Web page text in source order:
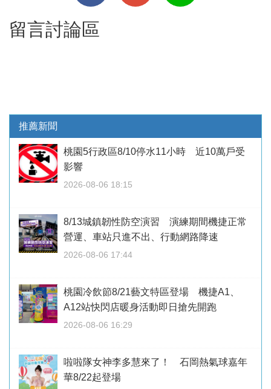
留言討論區
推薦新聞
桃園5行政區8/10停水11小時 近10萬戶受
影響
2026-08-06 18:15
8/13城鎮韌性防空演習 演練期間機捷正常
營運、車站只進不出、行動網路降速
2026-08-06 17:44
桃園冷飲節8/21藝文特區登場 機捷A1、
A12站快閃店暖身活動即日搶先開跑
2026-08-06 16:29
啦啦隊女神李多慧來了！ 石岡熱氣球嘉年
華8/22起登場